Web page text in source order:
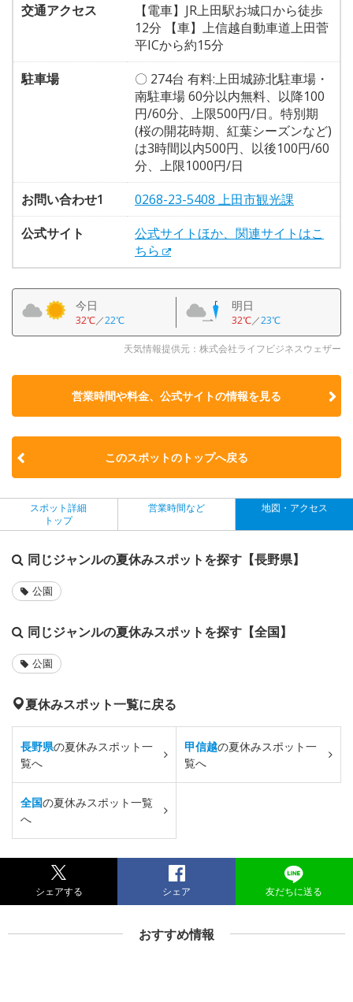
交通アクセス
【電車】JR上田駅お城口から徒歩
12分 【車】上信越自動車道上田菅
平ICから約15分
駐車場
〇 274台 有料:上田城跡北駐車場・
南駐車場 60分以内無料、以降100
円/60分、上限500円/日。特別期
(桜の開花時期、紅葉シーズンなど)
は3時間以内500円、以後100円/60
分、上限1000円/日
お問い合わせ1
0268-23-5408 上田市観光課
公式サイト
公式サイトほか、関連サイトはこ
ちら
今日
32℃／22℃
明日
32℃／23℃
天気情報提供元：株式会社ライフビジネスウェザー
営業時間や料金、公式サイトの情報を見る
このスポットのトップへ戻る
スポット詳細
トップ
営業時間など 地図・アクセス
同じジャンルの夏休みスポットを探す【長野県】
公園
同じジャンルの夏休みスポットを探す【全国】
公園
夏休みスポット一覧に戻る
長野県の夏休みスポット一
覧へ
甲信越の夏休みスポット一
覧へ
全国の夏休みスポット一覧
へ
シェアする シェア 友だちに送る
おすすめ情報